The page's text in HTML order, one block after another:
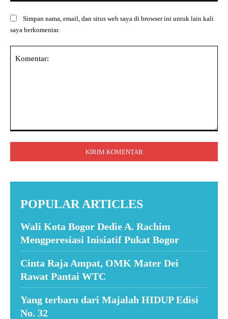
Simpan nama, email, dan situs web saya di browser ini untuk lain kali
saya berkomentar.
POPULAR ARTICLES
Wali Kota Bogor Dedie A. Rachim
Mengperesiasi Inisiatif Pukat Bogor
Cinta Raja Ampat, OMK Mater Dei
Rawat Pantai WTC
Yang terbaru dari Majalah HIDUP Edisi
No. 32